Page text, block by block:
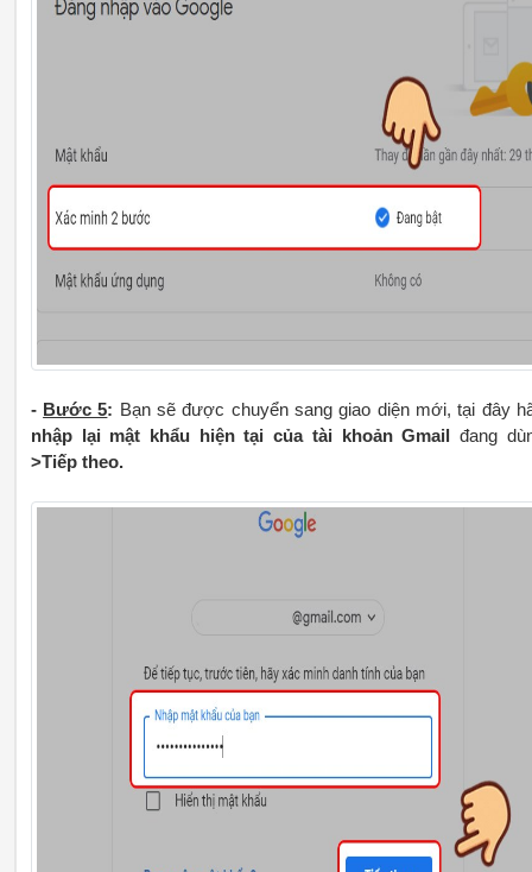
- Bước 5: Bạn sẽ được chuyển sang giao diện mới, tại đây
nhập lại mật khẩu hiện tại của tài khoản Gmail
đang
>Tiếp theo.